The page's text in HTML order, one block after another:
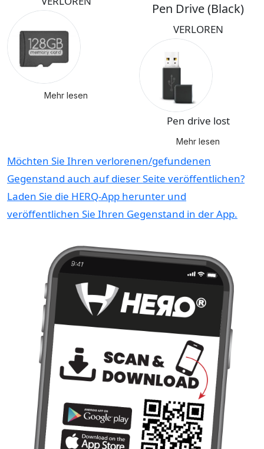
Mehr lesen
Pen Drive (Black)
VERLOREN
Pen drive lost
Mehr lesen
Möchten Sie Ihren verlorenen/gefundenen
Gegenstand auch auf dieser Seite veröffentlichen?
Laden Sie die HERQ-App herunter und
veröffentlichen Sie Ihren Gegenstand in der App.